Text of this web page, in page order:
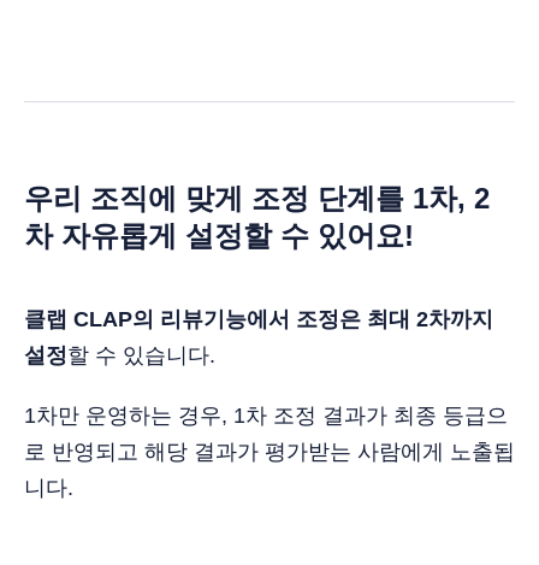
우리 조직에 맞게 조정 단계를 1차, 2
차 자유롭게 설정할 수 있어요!
클랩 CLAP의 리뷰기능에서 조정은 최대 2차까지
설정할 수 있습니다.
1차만 운영하는 경우, 1차 조정 결과가 최종 등급으
로 반영되고 해당 결과가 평가받는 사람에게 노출됩
니다.